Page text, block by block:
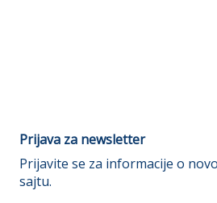
Prijava za newsletter
Prijavite se za informacije o
sajtu.